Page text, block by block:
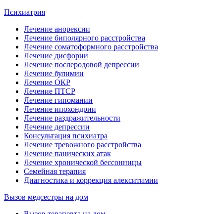
Психиатрия
Лечение анорексии
Лечение биполярного расстройства
Лечение соматоформного расстройства
Лечение дисфории
Лечение послеродовой депрессии
Лечение булимии
Лечение ОКР
Лечение ПТСР
Лечение гипомании
Лечение ипохондрии
Лечение раздражительности
Лечение депрессии
Консультация психиатра
Лечение тревожного расстройства
Лечение панических атак
Лечение хронической бессонницы
Семейная терапия
Диагностика и коррекция алекситимии
Вызов медсестры на дом